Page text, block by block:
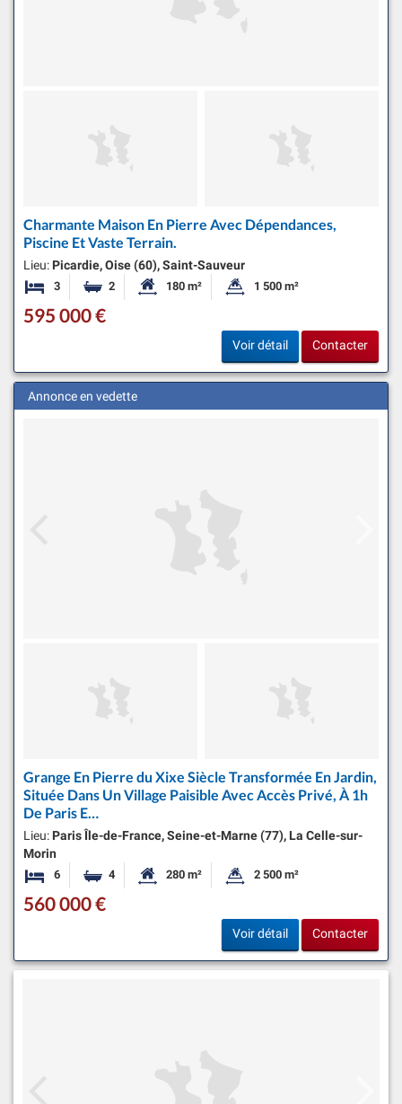
Charmante Maison En Pierre Avec Dépendances,
Piscine Et Vaste Terrain.
Lieu: Picardie, Oise (60), Saint-Sauveur
3 Chambres
2 Salles de bainsSurface habitable:
180 m² Superficie du terrain:
1 500 m²
595 000 €
Voir détail Contacter
Annonce en vedette
Grange En Pierre du Xixe Siècle Transformée En Jardin,
Située Dans Un Village Paisible Avec Accès Privé, À 1h
De Paris E…
Lieu: Paris Île-de-France, Seine-et-Marne (77), La Celle-sur-
Morin
6 Chambres
4 Salles de bainsSurface habitable:
280 m² Superficie du terrain:
2 500 m²
560 000 €
Voir détail Contacter